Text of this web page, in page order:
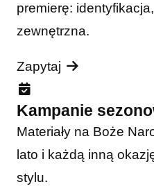
premierę:
zewnętrzna.
Zapytaj
Kampanie
Materiały na Boże
lato i każdą inną
stylu.